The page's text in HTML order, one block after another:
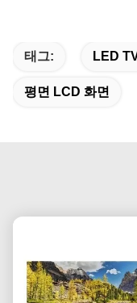
태그: LED
평면 LCD 화면